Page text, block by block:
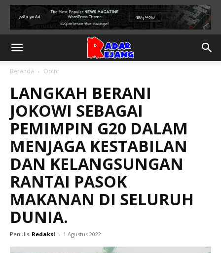
Beranda Opini
LANGKAH BERANI
JOKOWI SEBAGAI
PEMIMPIN G20 DALAM
MENJAGA KESTABILAN
DAN KELANGSUNGAN
RANTAI PASOK
MAKANAN DI SELURUH
DUNIA.
Penulis Redaksi - 1 Agustus 2022